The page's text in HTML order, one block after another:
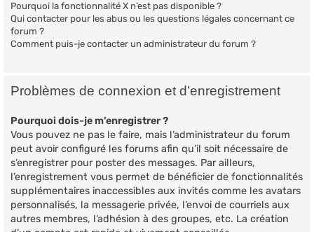
Pourquoi la fonctionnalité X n’est pas disponible ?
Qui contacter pour les abus ou les questions légales concernant ce
forum ?
Comment puis-je contacter un administrateur du forum ?
Problèmes de connexion et d’enregistrement
Pourquoi dois-je m’enregistrer ?
Vous pouvez ne pas le faire, mais l’administrateur du forum
peut avoir configuré les forums afin qu’il soit nécessaire de
s’enregistrer pour poster des messages. Par ailleurs,
l’enregistrement vous permet de bénéficier de fonctionnalités
supplémentaires inaccessibles aux invités comme les avatars
personnalisés, la messagerie privée, l’envoi de courriels aux
autres membres, l’adhésion à des groupes, etc. La création